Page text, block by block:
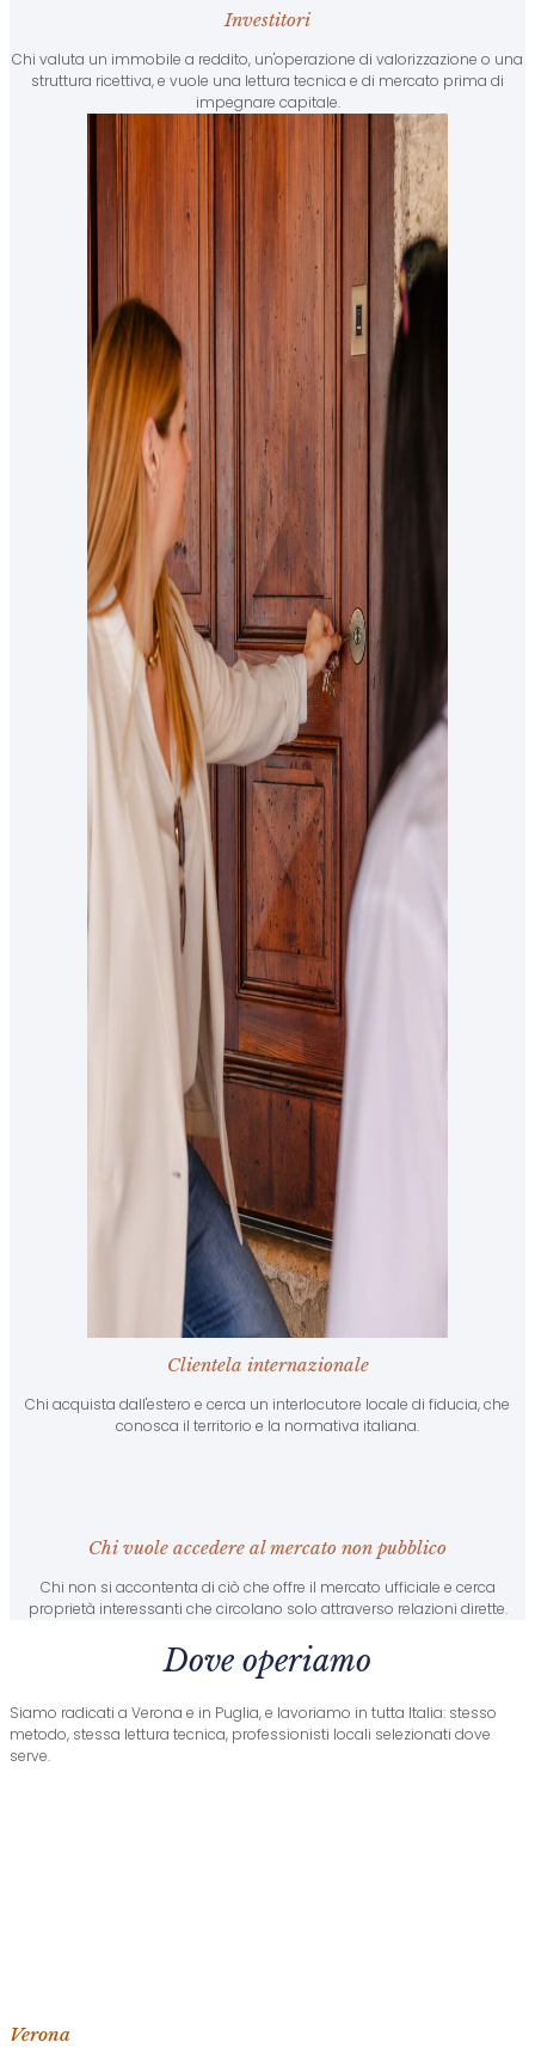
Investitori
Chi valuta un immobile a reddito, un'operazione di valorizzazione o una
struttura ricettiva, e vuole una lettura tecnica e di mercato prima di
impegnare capitale.
Clientela internazionale
Chi acquista dall'estero e cerca un interlocutore locale di fiducia, che
conosca il territorio e la normativa italiana.
Chi vuole accedere al mercato non pubblico
Chi non si accontenta di ciò che offre il mercato ufficiale e cerca
proprietà interessanti che circolano solo attraverso relazioni dirette.
Dove operiamo
Siamo radicati a Verona e in Puglia, e lavoriamo in tutta Italia: stesso
metodo, stessa lettura tecnica, professionisti locali selezionati dove
serve.
Verona